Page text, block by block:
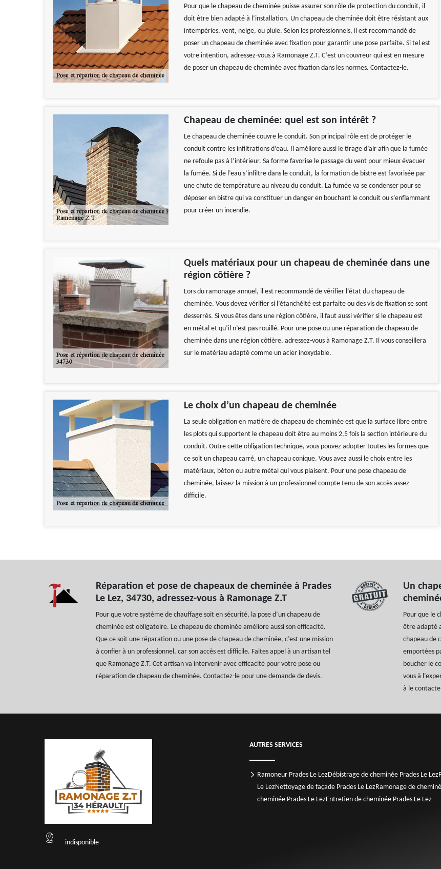
Pour que le chapeau de cheminée puisse assurer son rôle de protection du conduit, il
doit être bien adapté à l’installation. Un chapeau de cheminée doit être résistant aux
intempéries, vent, neige, ou pluie. Selon les professionnels, il est recommandé de
poser un chapeau de cheminée avec fixation pour garantir une pose parfaite. Si tel est
votre intention, adressez-vous à Ramonage Z.T. C’est un couvreur qui est en mesure
de poser un chapeau de cheminée avec fixation dans les normes. Contactez-le.
Chapeau de cheminée: quel est son intérêt ?
Le chapeau de cheminée couvre le conduit. Son principal rôle est de protéger le
conduit contre les infiltrations d’eau. Il améliore aussi le tirage d’air afin que la fumée
ne refoule pas à l’intérieur. Sa forme favorise le passage du vent pour mieux évacuer
la fumée. Si de l’eau s’infiltre dans le conduit, la formation de bistre est favorisée par
une chute de température au niveau du conduit. La fumée va se condenser pour se
déposer en bistre qui va constituer un danger en bouchant le conduit ou s’enflammant
pour créer un incendie.
Quels matériaux pour un chapeau de cheminée dans une
région côtière ?
Lors du ramonage annuel, il est recommandé de vérifier l’état du chapeau de
cheminée. Vous devez vérifier si l’étanchéité est parfaite ou des vis de fixation se sont
desserrés. Si vous êtes dans une région côtière, il faut aussi vérifier si le chapeau est
en métal et qu’il n’est pas rouillé. Pour une pose ou une réparation de chapeau de
cheminée dans une région côtière, adressez-vous à Ramonage Z.T. Il vous conseillera
sur le matériau adapté comme un acier inoxydable.
Le choix d’un chapeau de cheminée
La seule obligation en matière de chapeau de cheminée est que la surface libre entre
les plots qui supportent le chapeau doit être au moins 2,5 fois la section intérieure du
conduit. Outre cette obligation technique, vous pouvez adopter toutes les formes que
ce soit un chapeau carré, un chapeau conique. Vous avez aussi le choix entre les
matériaux, béton ou autre métal qui vous plaisent. Pour une pose chapeau de
cheminée, laissez la mission à un professionnel compte tenu de son accès assez
difficile.
Réparation et pose de chapeaux de cheminée à Prades
Le Lez, 34730, adressez-vous à Ramonage Z.T
Pour que votre système de chauffage soit en sécurité, la pose d’un chapeau de
cheminée est obligatoire. Le chapeau de cheminée améliore aussi son efficacité.
Que ce soit une réparation ou une pose de chapeau de cheminée, c’est une mission
à confier à un professionnel, car son accès est difficile. Faites appel à un artisan tel
que Ramonage Z.T. Cet artisan va intervenir avec efficacité pour votre pose ou
réparation de chapeau de cheminée. Contactez-le pour une demande de devis.
Un
Pour que le
être adapté
chapeau de
emportées
boucher le
vous à
à le
indisponible
AUTRES SERVICES
Ramoneur Prades Le LezDébistrage de cheminée Prades Le Lez
Le LezNettoyage de façade Prades Le LezRamonage de
cheminée Prades Le LezEntretien de cheminée Prades Le Lez